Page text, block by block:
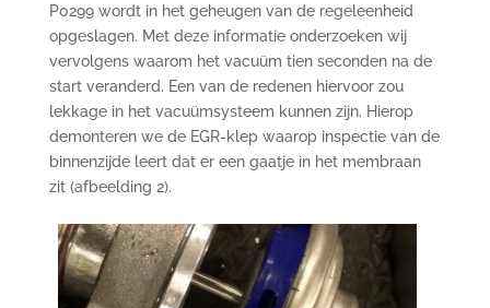
P0299 wordt in het geheugen van de regeleenheid
opgeslagen. Met deze informatie onderzoeken wij
vervolgens waarom het vacuüm tien seconden na de
start veranderd. Een van de redenen hiervoor zou
lekkage in het vacuümsysteem kunnen zijn. Hierop
demonteren we de EGR-klep waarop inspectie van de
binnenzijde leert dat er een gaatje in het membraan
zit (afbeelding 2).